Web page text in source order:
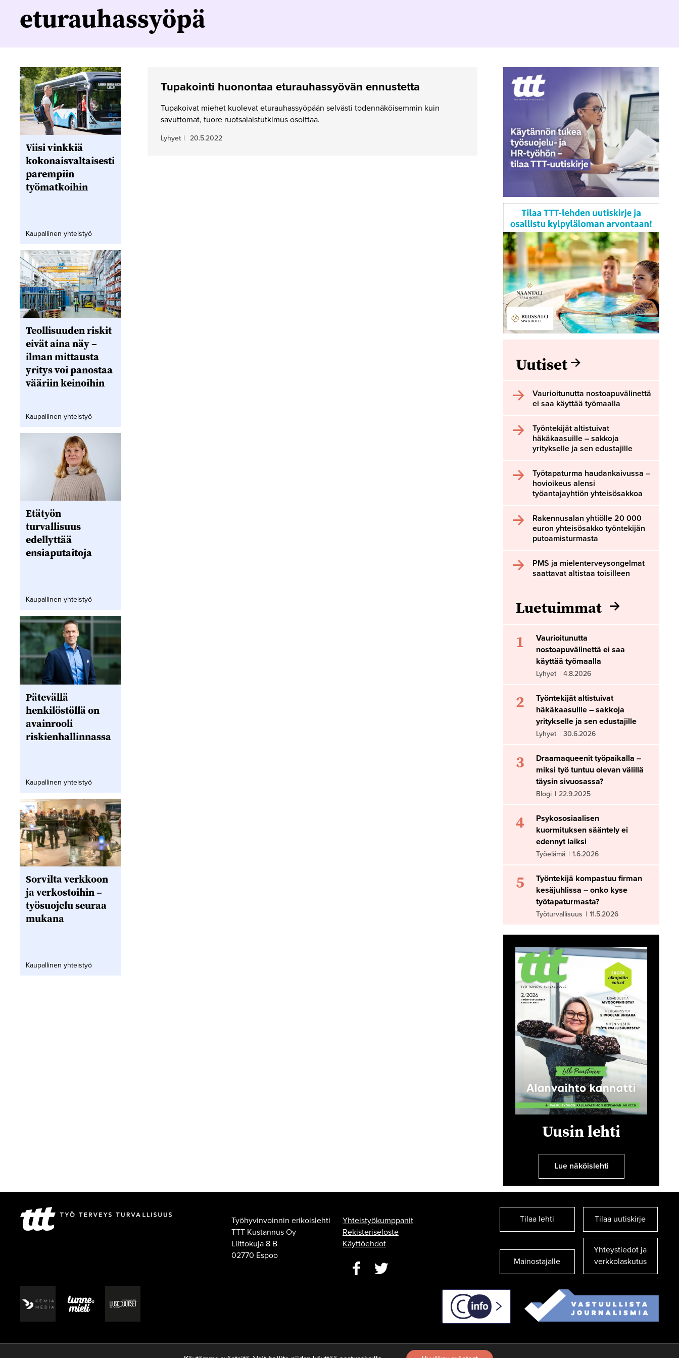
eturauhassyöpä
Tupakointi huonontaa eturauhassyövän ennustetta
Tupakoivat miehet kuolevat eturauhassyöpään selvästi todennäköisemmin kuin
savuttomat, tuore ruotsalaistutkimus osoittaa.
Lyhyet | 20.5.2022
Viisi vinkkiä
kokonaisvaltaisesti
parempiin
työmatkoihin
Kaupallinen yhteistyö
Teollisuuden riskit
eivät aina näy –
ilman mittausta
yritys voi panostaa
vääriin keinoihin
Kaupallinen yhteistyö
Etätyön
turvallisuus
edellyttää
ensiaputaitoja
Kaupallinen yhteistyö
Pätevällä
henkilöstöllä on
avainrooli
riskienhallinnassa
Kaupallinen yhteistyö
Sorvilta verkkoon
ja verkostoihin –
työsuojelu seuraa
mukana
Kaupallinen yhteistyö
Uutiset
Vaurioitunutta nostoapuvälinettä
ei saa käyttää työmaalla
Työntekijät altistuivat
häkäkaasuille – sakkoja
yritykselle ja sen edustajille
Työtapaturma haudankaivussa –
hovioikeus alensi
työantajayhtiön yhteisösakkoa
Rakennusalan yhtiölle 20 000
euron yhteisösakko työntekijän
putoamisturmasta
PMS ja mielenterveysongelmat
saattavat altistaa toisilleen
Luetuimmat
1
Vaurioitunutta
nostoapuvälinettä ei saa
käyttää työmaalla
Lyhyet | 4.8.2026
2
Työntekijät altistuivat
häkäkaasuille – sakkoja
yritykselle ja sen edustajille
Lyhyet | 30.6.2026
3
Draamaqueenit työpaikalla –
miksi työ tuntuu olevan välillä
täysin sivuosassa?
Blogi | 22.9.2025
4
Psykososiaalisen
kuormituksen sääntely ei
edennyt laiksi
Työelämä | 1.6.2026
5
Työntekijä kompastuu firman
kesäjuhlissa – onko kyse
työtapaturmasta?
Työturvallisuus | 11.5.2026
Uusin lehti
Lue näköislehti
Työhyvinvoinnin erikoislehti
TTT Kustannus Oy
Liittokuja 8 B
02770 Espoo
Yhteistyökumppanit
Rekisteriseloste
Käyttöehdot
Tilaa lehti Tilaa uutiskirje
Mainostajalle
Yhteystiedot ja
verkkolaskutus
C-info